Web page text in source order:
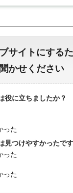
サイトにする
かせください
役に立ちましたか？
った
見つけやすかったで
った
った